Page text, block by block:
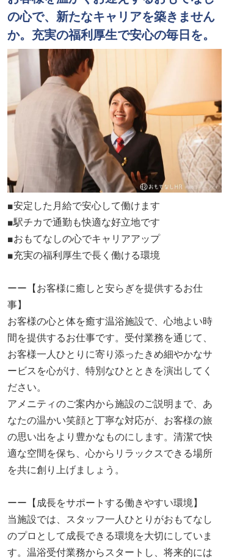
の心で、新たなキャリアを築きません
か。充実の福利厚生で安心の毎日を。
■安定した月給で安心して働けます
■駅チカで通勤も快適な好立地です
■おもてなしの心でキャリアアップ
■充実の福利厚生で長く働ける環境
ーー【お客様に癒しと安らぎを提供するお仕
事】
お客様の心と体を癒す温浴施設で、心地よい時
間を提供するお仕事です。受付業務を通じて、
お客様一人ひとりに寄り添ったきめ細やかなサ
ービスを心がけ、特別なひとときを演出してく
ださい。
アメニティのご案内から施設のご説明まで、あ
なたの温かい笑顔と丁寧な対応が、お客様の旅
の思い出をより豊かなものにします。清潔で快
適な空間を保ち、心からリラックスできる場所
を共に創り上げましょう。
ーー【成長をサポートする働きやすい環境】
当施設では、スタッフ一人ひとりがおもてなし
のプロとして成長できる環境を大切にしていま
す。温浴受付業務からスタートし、将来的には